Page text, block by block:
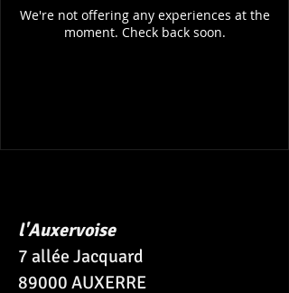
We're not offering any experiences at the
moment. Check back soon.
l'Auxervoise
7 allée Jacquard
89000 AUXERRE